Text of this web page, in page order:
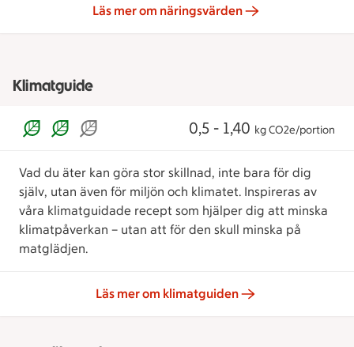
Läs mer om näringsvärden
Klimatguide
0,5 - 1,40 kg CO2e/portion
Vad du äter kan göra stor skillnad, inte bara för dig
själv, utan även för miljön och klimatet. Inspireras av
våra klimatguidade recept som hjälper dig att minska
klimatpåverkan – utan att för den skull minska på
matglädjen.
Läs mer om klimatguiden